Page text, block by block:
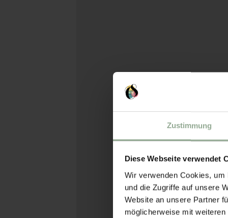
Zustimmung
Diese Webseite verwendet
Wir verwenden Cookies,
und die Zugriffe auf unsere
Website an unsere Partner
möglicherweise mit
Celebrate at
Wolfgang
The St. Wolfgang